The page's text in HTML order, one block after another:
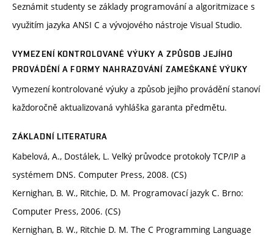
Seznámit studenty se základy programování a algoritmizace s
využitím jazyka ANSI C a vývojového nástroje Visual Studio.
VYMEZENÍ KONTROLOVANÉ VÝUKY A ZPŮSOB JEJÍHO
PROVÁDĚNÍ A FORMY NAHRAZOVÁNÍ ZAMEŠKANÉ VÝUKY
Vymezení kontrolované výuky a způsob jejího provádění stanoví
každoročně aktualizovaná vyhláška garanta předmětu.
ZÁKLADNÍ LITERATURA
Kabelová, A., Dostálek, L. Velký průvodce protokoly TCP/IP a
systémem DNS. Computer Press, 2008. (CS)
Kernighan, B. W., Ritchie, D. M. Programovací jazyk C. Brno:
Computer Press, 2006. (CS)
Kernighan, B. W., Ritchie D. M. The C Programming Language